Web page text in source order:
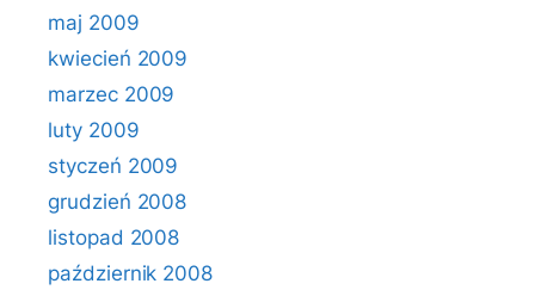
maj 2009
kwiecień 2009
marzec 2009
luty 2009
styczeń 2009
grudzień 2008
listopad 2008
październik 2008